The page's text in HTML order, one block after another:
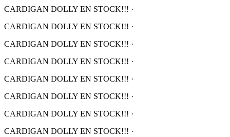
CARDIGAN DOLLY EN STOCK!!! ·
CARDIGAN DOLLY EN STOCK!!! ·
CARDIGAN DOLLY EN STOCK!!! ·
CARDIGAN DOLLY EN STOCK!!! ·
CARDIGAN DOLLY EN STOCK!!! ·
CARDIGAN DOLLY EN STOCK!!! ·
CARDIGAN DOLLY EN STOCK!!! ·
CARDIGAN DOLLY EN STOCK!!! ·